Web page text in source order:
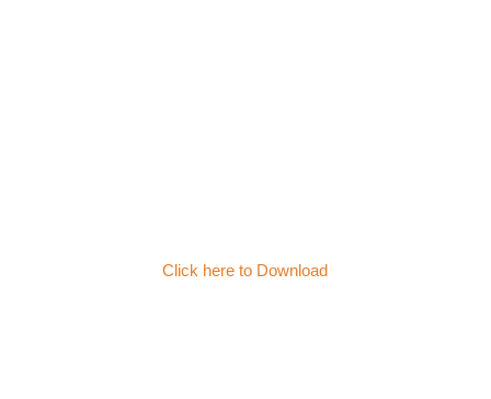
Click here to Download